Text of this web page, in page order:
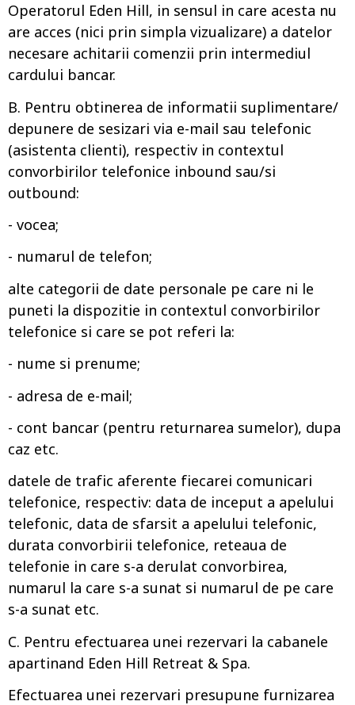
Operatorul Eden Hill, in sensul in care acesta nu
are acces (nici prin simpla vizualizare) a datelor
necesare achitarii comenzii prin intermediul
cardului bancar.
B. Pentru obtinerea de informatii suplimentare/
depunere de sesizari via e-mail sau telefonic
(asistenta clienti), respectiv in contextul
convorbirilor telefonice inbound sau/si
outbound:
- vocea;
- numarul de telefon;
alte categorii de date personale pe care ni le
puneti la dispozitie in contextul convorbirilor
telefonice si care se pot referi la:
- nume si prenume;
- adresa de e-mail;
- cont bancar (pentru returnarea sumelor), dupa
caz etc.
datele de trafic aferente fiecarei comunicari
telefonice, respectiv: data de inceput a apelului
telefonic, data de sfarsit a apelului telefonic,
durata convorbirii telefonice, reteaua de
telefonie in care s-a derulat convorbirea,
numarul la care s-a sunat si numarul de pe care
s-a sunat etc.
C. Pentru efectuarea unei rezervari la cabanele
apartinand Eden Hill Retreat & Spa.
Efectuarea unei rezervari presupune furnizarea